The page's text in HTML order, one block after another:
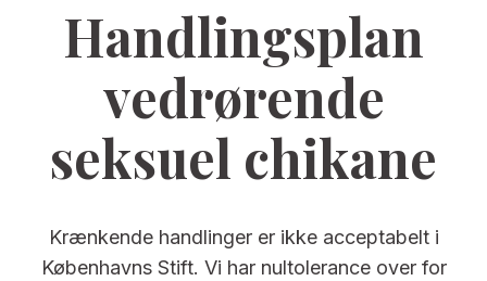
Handlingsplan
vedrørende
seksuel chikane
Krænkende handlinger er ikke acceptabelt i
Københavns Stift. Vi har nultolerance over for